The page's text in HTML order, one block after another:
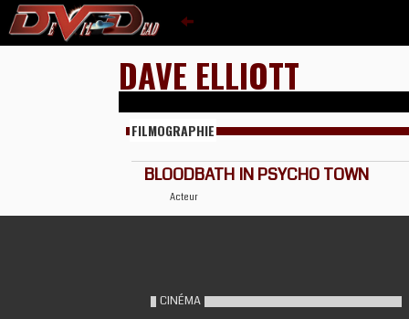
DAVE ELLIOTT
FILMOGRAPHIE
BLOODBATH IN PSYCHO TOWN
Acteur
CINÉMA